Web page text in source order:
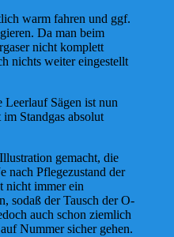
warm fahren und ggf.
Da man beim
nicht komplett
nichts weiter eingestellt
Leerlauf Sägen ist nun
Standgas absolut
gemacht, die
nach Pflegezustand der
nicht immer ein
sodaß der Tausch der O-
auch schon ziemlich
Nummer sicher gehen.